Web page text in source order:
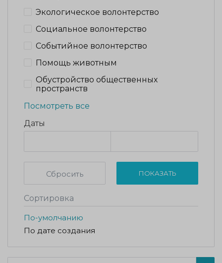
Экологическое волонтерство
Социальное волонтерство
Событийное волонтерство
Помощь животным
Обустройство общественных
пространств
Посмотреть все
Даты
Сбросить ПОКАЗАТЬ
Сортировка
По-умолчанию
По дате создания